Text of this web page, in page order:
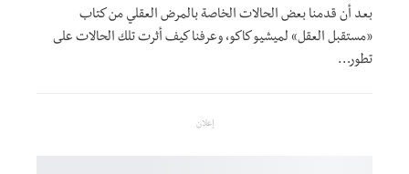
بعد أن قدمنا بعض الحالات الخاصة بالمرض العقلي من كتاب
«مستقبل العقل» لميشيو كاكو، وعرفنا كيف أثرت تلك الحالات على
تطور…
إعلان